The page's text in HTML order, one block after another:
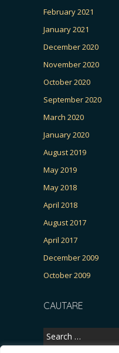
February 2021
January 2021
December 2020
November 2020
October 2020
September 2020
March 2020
January 2020
August 2019
May 2019
May 2018
April 2018
August 2017
April 2017
December 2009
October 2009
CAUTARE
Search
for: